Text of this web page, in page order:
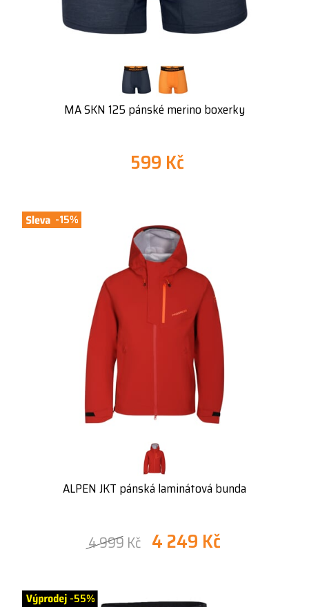
MA SKN 125 pánské merino boxerky
599 Kč
-15%
ALPEN JKT pánská laminátová bunda
4 999 Kč 4 249 Kč
-55%